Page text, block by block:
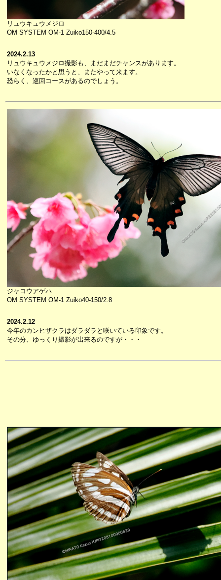
リュウキュウメジロ
OM SYSTEM OM-1 Zuiko150-400/4.5
2024.2.13
リュウキュウメジロ撮影も、まだまだチャンスがあります。
いなくなったかと思うと、またやって来ます。
恐らく、巡回コースがあるのでしょう。
ジャコウアゲハ
OM SYSTEM OM-1 Zuiko40-150/2.8
2024.2.12
今年のカンヒザクラはダラダラと咲いている印象です。
その分、ゆっくり撮影が出来るのですが・・・